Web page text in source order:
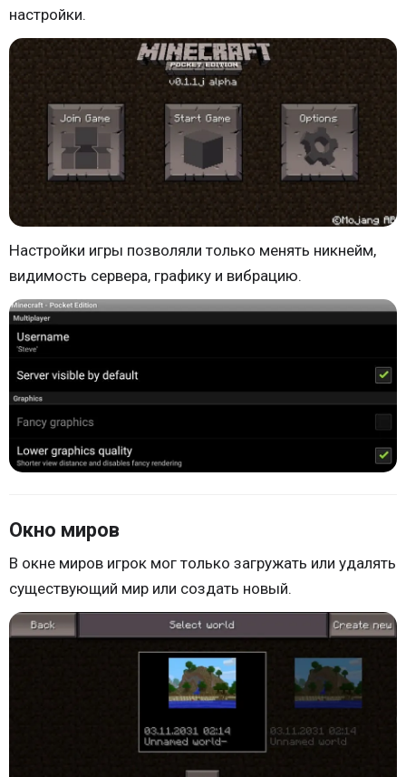
настройки.
Настройки игры позволяли только менять никнейм,
видимость сервера, графику и вибрацию.
Окно миров
В окне миров игрок мог только загружать или удалять
существующий мир или создать новый.